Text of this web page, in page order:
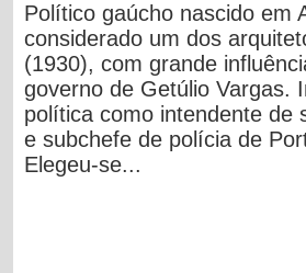
Político gaúcho nascido em
considerado um dos
(1930), com grande
governo de Getúlio Vargas.
política como intendente de
e subchefe de polícia de
Elegeu-se...